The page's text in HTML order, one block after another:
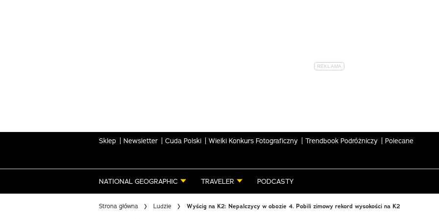
Sklep Newsletter Cuda Polski Wielki Konkurs Fotograficzny Trendbook Podróżniczy Polecane
NATIONAL GEOGRAPHIC TRAVELER PODCASTY
Strona główna Ludzie Wyścig na K2: Nepalczycy w obozie 4. Pobili zimowy rekord wysokości na K2